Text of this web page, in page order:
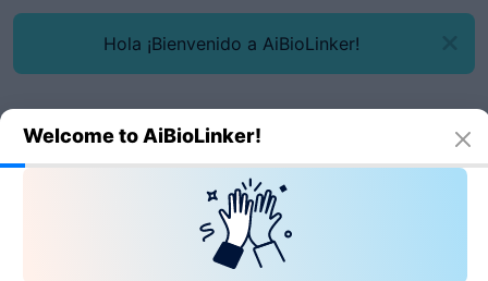
Hola ¡Bienvenido a AiBioLinker!
Convertidor decimal
Welcome to AiBioLinker!